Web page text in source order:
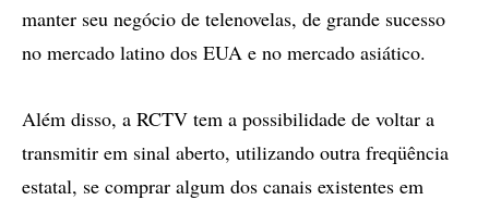
manter seu negócio de telenovelas, de grande sucesso
no mercado latino dos EUA e no mercado asiático.
Além disso, a RCTV tem a possibilidade de voltar a
transmitir em sinal aberto, utilizando outra freqüência
estatal, se comprar algum dos canais existentes em